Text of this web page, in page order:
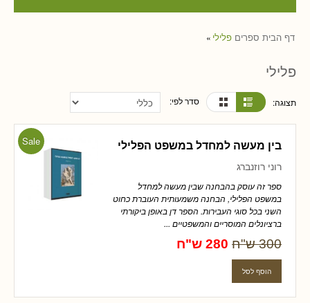
דף הבית ספרים » פלילי
פלילי
סדר לפי: תצוגה:
Sale בין מעשה למחדל במשפט הפלילי
רוני רוזנברג
ספר זה עוסק בהבחנה שבין מעשה למחדל
במשפט הפלילי, הבחנה משמעותית העוברת כחוט
השני בכל סוגי העבירות. הספר דן באופן ביקורתי
ברציונלים המוסריים והמשפטיים ...
300 ש"ח 280 ש"ח